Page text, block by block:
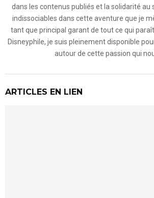
dans les contenus publiés et la solidarité au
indissociables dans cette aventure que je
tant que principal garant de tout ce qui
Disneyphile, je suis pleinement disponible
autour de cette passion qui
ARTICLES EN LIEN